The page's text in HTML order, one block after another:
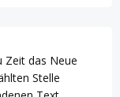
Zeit das Neue
Stelle